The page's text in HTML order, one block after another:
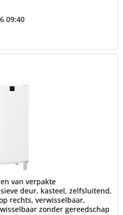
09:40
van verpakte
deur, kasteel, zelfsluitend,
rechts, verwisselbaar,
zonder gereedschap